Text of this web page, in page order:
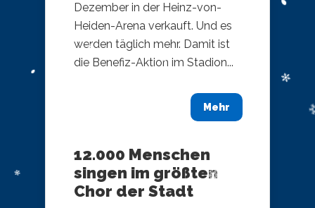
Dezember in der Heinz-von-
Heiden-Arena verkauft. Und es
werden täglich mehr. Damit ist
die Benefiz-Aktion im Stadion...
Mehr
12.000 Menschen
singen im größten
Chor der Stadt